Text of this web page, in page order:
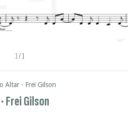
1/1
Altar · Frei Gilson
Frei Gilson